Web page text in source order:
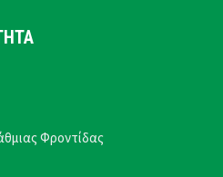
Φροντίδας